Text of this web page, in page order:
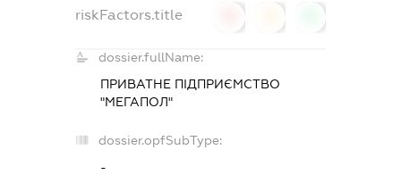
riskFactors.title
dossier.fullName:
ПРИВАТНЕ ПІДПРИЄМСТВО
"МЕГАПОЛ"
dossier.opfSubType:
-